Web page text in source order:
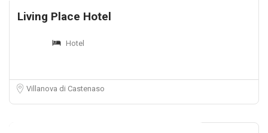
Living Place Hotel
Hotel
Villanova di Castenaso